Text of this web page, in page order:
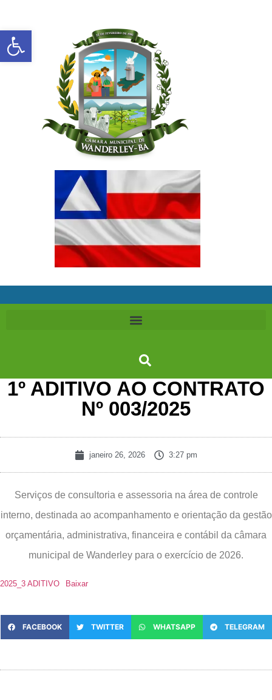
1º ADITIVO AO CONTRATO
Nº 003/2025
janeiro 26, 2026 3:27 pm
Serviços de consultoria e assessoria na área de controle
interno, destinada ao acompanhamento e orientação da gestão
orçamentária, administrativa, financeira e contábil da câmara
municipal de Wanderley para o exercício de 2026.
2025_3 ADITIVO Baixar
FACEBOOK TWITTER WHATSAPP TELEGRAM
Abrir a barra de ferramentas